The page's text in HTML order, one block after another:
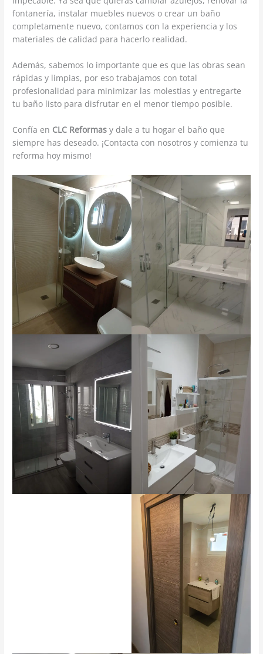
fontanería, instalar muebles nuevos o crear un baño
completamente nuevo, contamos con la experiencia y los
materiales de calidad para hacerlo realidad.
Además, sabemos lo importante que es que las obras sean
rápidas y limpias, por eso trabajamos con total
profesionalidad para minimizar las molestias y entregarte
tu baño listo para disfrutar en el menor tiempo posible.
Confía en CLC Reformas y dale a tu hogar el baño que
siempre has deseado. ¡Contacta con nosotros y comienza tu
reforma hoy mismo!